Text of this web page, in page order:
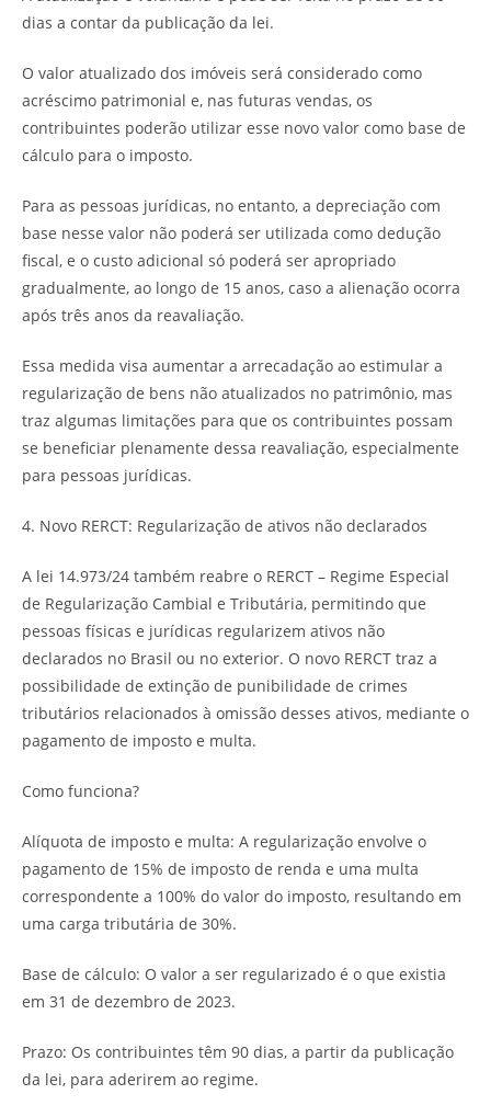
dias a contar da publicação da lei.
O valor atualizado dos imóveis será considerado como
acréscimo patrimonial e, nas futuras vendas, os
contribuintes poderão utilizar esse novo valor como base de
cálculo para o imposto.
Para as pessoas jurídicas, no entanto, a depreciação com
base nesse valor não poderá ser utilizada como dedução
fiscal, e o custo adicional só poderá ser apropriado
gradualmente, ao longo de 15 anos, caso a alienação ocorra
após três anos da reavaliação.
Essa medida visa aumentar a arrecadação ao estimular a
regularização de bens não atualizados no patrimônio, mas
traz algumas limitações para que os contribuintes possam
se beneficiar plenamente dessa reavaliação, especialmente
para pessoas jurídicas.
4. Novo RERCT: Regularização de ativos não declarados
A lei 14.973/24 também reabre o RERCT – Regime Especial
de Regularização Cambial e Tributária, permitindo que
pessoas físicas e jurídicas regularizem ativos não
declarados no Brasil ou no exterior. O novo RERCT traz a
possibilidade de extinção de punibilidade de crimes
tributários relacionados à omissão desses ativos, mediante o
pagamento de imposto e multa.
Como funciona?
Alíquota de imposto e multa: A regularização envolve o
pagamento de 15% de imposto de renda e uma multa
correspondente a 100% do valor do imposto, resultando em
uma carga tributária de 30%.
Base de cálculo: O valor a ser regularizado é o que existia
em 31 de dezembro de 2023.
Prazo: Os contribuintes têm 90 dias, a partir da publicação
da lei, para aderirem ao regime.